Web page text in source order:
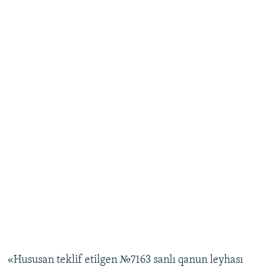
«Hususan teklif etilgen №7163 sanlı qanun leyhası